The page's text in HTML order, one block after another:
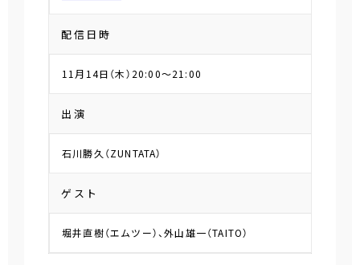
配信日時
11月14日（木）20:00～21:00
出演
石川勝久（ZUNTATA）
ゲスト
堀井直樹（エムツー）、外山雄一（TAITO）